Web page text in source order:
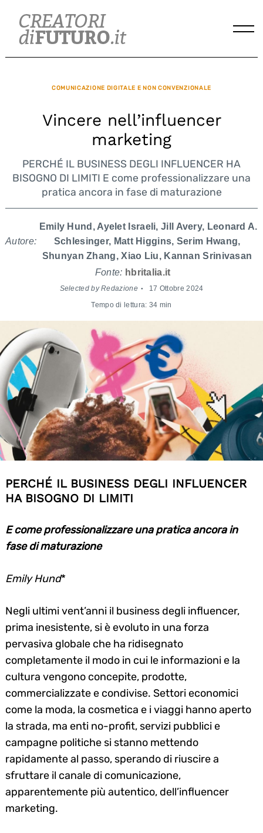
content
COMUNICAZIONE DIGITALE E NON CONVENZIONALE
Vincere nell’influencer
marketing
PERCHÉ IL BUSINESS DEGLI INFLUENCER HA
BISOGNO DI LIMITI E come professionalizzare una
pratica ancora in fase di maturazione
Autore:
Emily Hund, Ayelet Israeli, Jill Avery, Leonard A.
Schlesinger, Matt Higgins, Serim Hwang,
Shunyan Zhang, Xiao Liu, Kannan Srinivasan
Fonte: hbritalia.it
Selected by Redazione 17 Ottobre 2024
Tempo di lettura: 34 min
PERCHÉ IL BUSINESS DEGLI INFLUENCER
HA BISOGNO DI LIMITI
E come professionalizzare una pratica ancora in
fase di maturazione
Emily Hund*
Negli ultimi vent’anni il business degli influencer,
prima inesistente, si è evoluto in una forza
pervasiva globale che ha ridisegnato
completamente il modo in cui le informazioni e la
cultura vengono concepite, prodotte,
commercializzate e condivise. Settori economici
come la moda, la cosmetica e i viaggi hanno aperto
la strada, ma enti no-profit, servizi pubblici e
campagne politiche si stanno mettendo
rapidamente al passo, sperando di riuscire a
sfruttare il canale di comunicazione,
apparentemente più autentico, dell’influencer
marketing.